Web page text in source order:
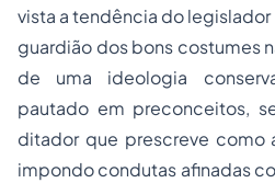
vista a tendência do
guardião dos bons costumes
de uma ideologia
pautado em preconceitos,
ditador que prescreve como
impondo condutas afinadas